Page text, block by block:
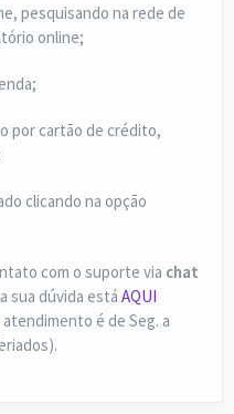
pesquisando na rede de
online;
por cartão de crédito,
clicando na opção
com o suporte via chat
sua dúvida está AQUI
é de Seg. a